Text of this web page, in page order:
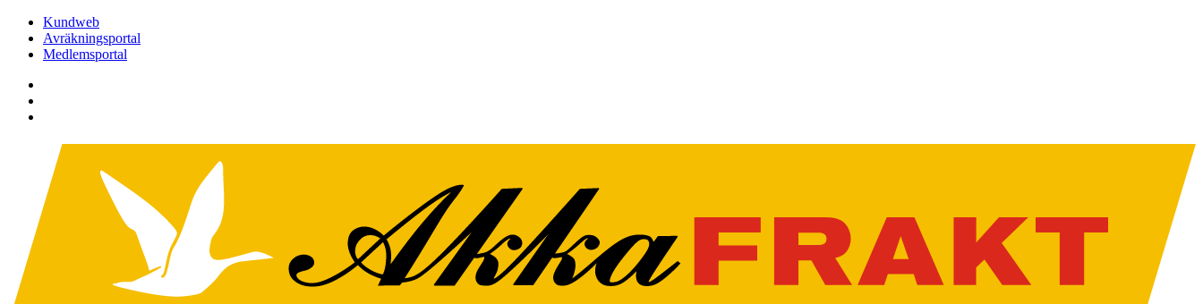
Hoppa
innehållet
Kundweb
Avräkningsportal
Medlemsportal